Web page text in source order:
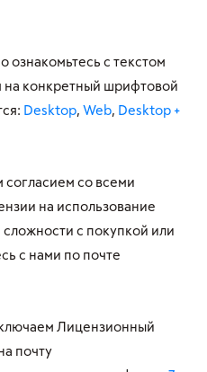
ознакомьтесь с текстом
конкретный шрифтовой
Desktop, Web, Desktop +
согласием со всеми
на использование
с покупкой или
с нами по почте
Лицензионный
почту